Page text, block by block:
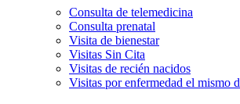
Consulta de telemedicina
Consulta prenatal
Visita de bienestar
Visitas Sin Cita
Visitas de recién nacidos
Visitas por enfermedad el mismo